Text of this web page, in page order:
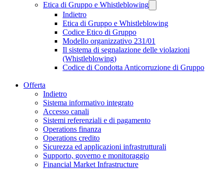
Etica di Gruppo e Whistleblowing
Indietro
Etica di Gruppo e Whistleblowing
Codice Etico di Gruppo
Modello organizzativo 231/01
Il sistema di segnalazione delle violazioni
(Whistleblowing)
Codice di Condotta Anticorruzione di Gruppo
Offerta
Indietro
Sistema informativo integrato
Accesso canali
Sistemi referenziali e di pagamento
Operations finanza
Operations credito
Sicurezza ed applicazioni infrastrutturali
Supporto, governo e monitoraggio
Financial Market Infrastructure